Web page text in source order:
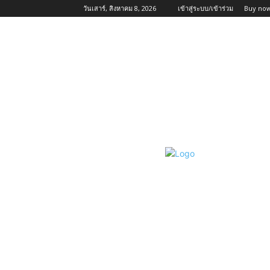
วันเสาร์, สิงหาคม 8, 2026 เข้าสู่ระบบ/เข้าร่วม Buy